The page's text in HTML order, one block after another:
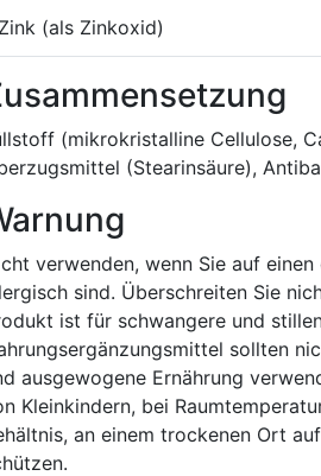
(als Zinkoxid)
(mikrokristalline Cellulose,
(Stearinsäure),
verwenden, wenn Sie auf
sind. Überschreiten Sie
ist für schwangere und
sollten
ausgewogene Ernährung
Kleinkindern, bei
an einem trockenen Ort